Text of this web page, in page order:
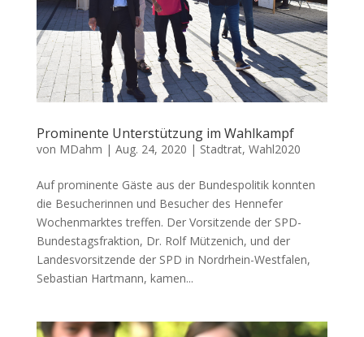
Prominente Unterstützung im Wahlkampf
von MDahm | Aug. 24, 2020 | Stadtrat, Wahl2020
Auf prominente Gäste aus der Bundespolitik konnten
die Besucherinnen und Besucher des Hennefer
Wochenmarktes treffen. Der Vorsitzende der SPD-
Bundestagsfraktion, Dr. Rolf Mützenich, und der
Landesvorsitzende der SPD in Nordrhein-Westfalen,
Sebastian Hartmann, kamen...